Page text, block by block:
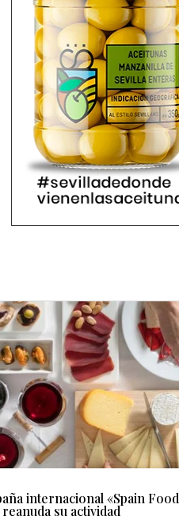
internacional «Spain Food
su actividad